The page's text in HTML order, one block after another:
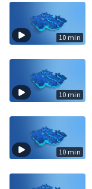
10 min
10 min
10 min